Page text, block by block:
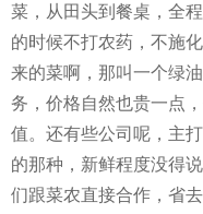
菜，从田头到餐桌，全
的时候不打农药，不施
来的菜啊，那叫一个绿
务，价格自然也贵一点
值。还有些公司呢，主
的那种，新鲜程度没得
们跟菜农直接合作，省